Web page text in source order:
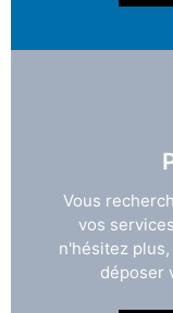
Vous
vos
n'hésitez
déposer